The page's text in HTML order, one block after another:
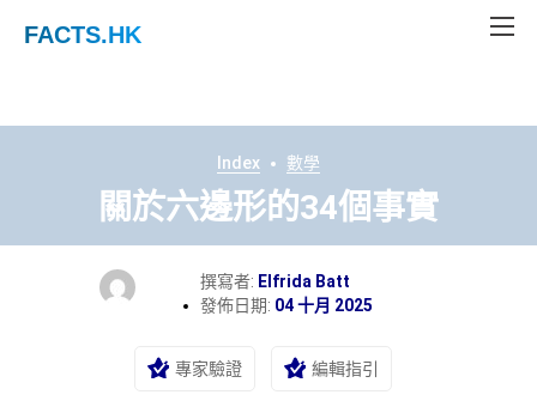
FACTS.HK
Index 數學
關於六邊形的34個事實
撰寫者: Elfrida Batt
發佈日期: 04 十月 2025
專家驗證 編輯指引